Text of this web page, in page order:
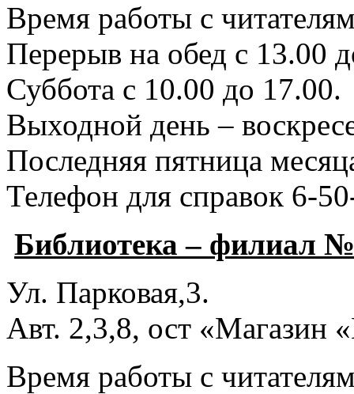
Время работы с
Перерыв на обед с 13.00
Суббота с 10.00 до 17.00.
Выходной день –
Последняя пятница
Телефон для справок 6-
Библиотека – филиал
Ул. Парковая,3.
Авт. 2,3,8, ост «Магазин
Время работы с